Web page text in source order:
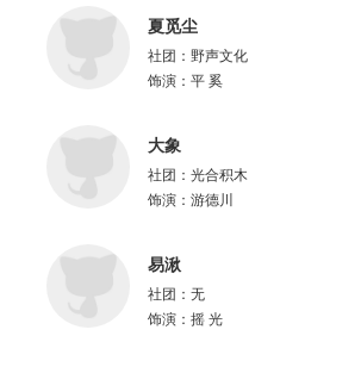
夏觅尘
社团： 野声文化
饰演： 平 奚
大象
社团： 光合积木
饰演： 游德川
易湫
社团： 无
饰演： 摇 光